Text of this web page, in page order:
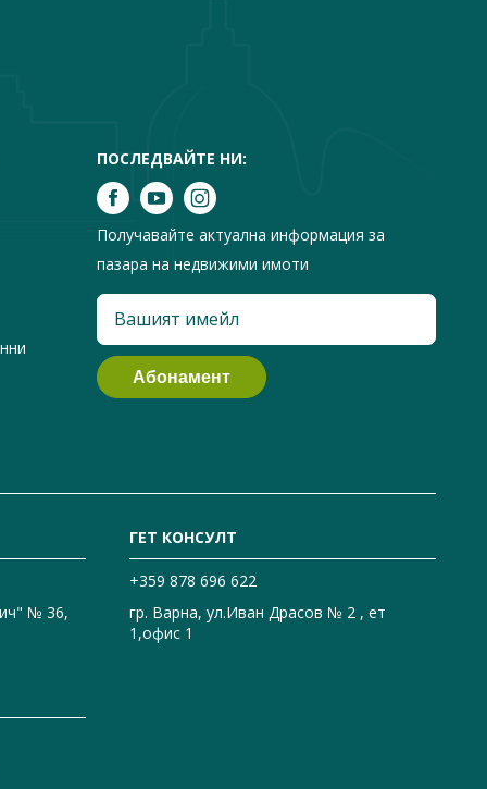
ПОСЛЕДВАЙТЕ НИ:
Получавайте актуална информация за
пазара на недвижими имоти
№ 36,
ГЕТ КОНСУЛТ
+359 878 696 622
гр. Варна, ул.Иван Драсов № 2 , ет
1,офис 1